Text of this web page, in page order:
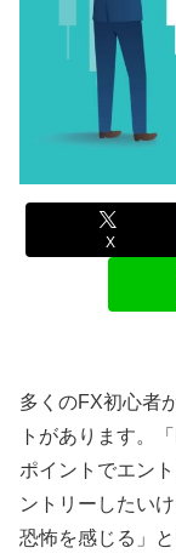
X
多くのFX初心者
トがあります。
ポイントでエン
ントリーしたい
恐怖を感じる」